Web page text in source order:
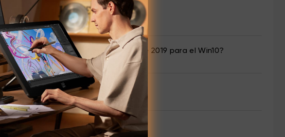
Matemática en Office 2019 para el Win10?
para Windows / Mac?
para Mac?